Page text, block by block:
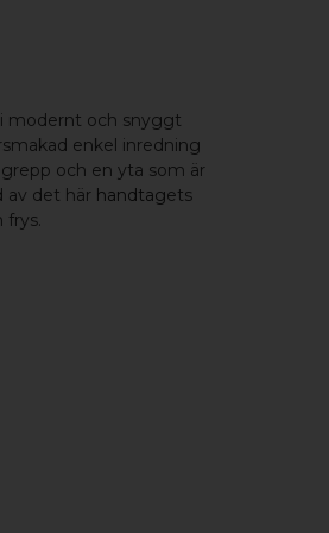
modernt och snyggt
enkel inredning
och en yta som är
av det här handtagets
frys.